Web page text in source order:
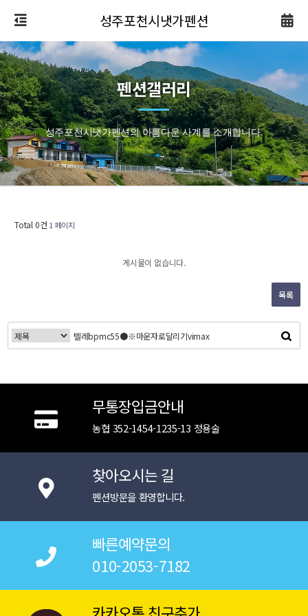
성주포천시냇가펜션
펜션갤러리
성주포천시냇가펜션의 아름다운 사계를 소개합니다.
Total 0건 1 페이지
게시물이 없습니다.
목록
무통장입금안내
농협 352-1454-1235-13 정용술
찾아오시는 길
펜션방문을 환영합니다.
빠른예약문의
010-2053-7182